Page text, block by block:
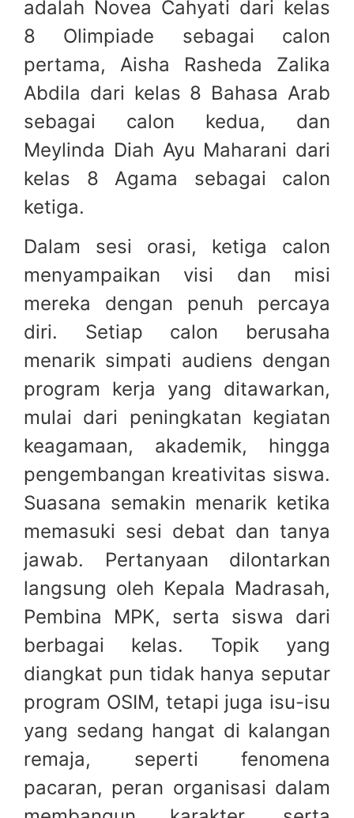
adalah Novea Cahyati dari kelas
8 Olimpiade sebagai calon
pertama, Aisha Rasheda Zalika
Abdila dari kelas 8 Bahasa Arab
sebagai calon kedua, dan
Meylinda Diah Ayu Maharani dari
kelas 8 Agama sebagai calon
ketiga.
Dalam sesi orasi, ketiga calon
menyampaikan visi dan misi
mereka dengan penuh percaya
diri. Setiap calon berusaha
menarik simpati audiens dengan
program kerja yang ditawarkan,
mulai dari peningkatan kegiatan
keagamaan, akademik, hingga
pengembangan kreativitas siswa.
Suasana semakin menarik ketika
memasuki sesi debat dan tanya
jawab. Pertanyaan dilontarkan
langsung oleh Kepala Madrasah,
Pembina MPK, serta siswa dari
berbagai kelas. Topik yang
diangkat pun tidak hanya seputar
program OSIM, tetapi juga isu-isu
yang sedang hangat di kalangan
remaja, seperti fenomena
pacaran, peran organisasi dalam